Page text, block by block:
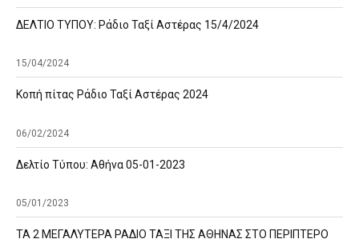
ΔΕΛΤΙΟ ΤΥΠΟΥ: Ράδιο Ταξί Αστέρας 15/4/2024
15/04/2024
Κοπή πίτας Ράδιο Ταξί Αστέρας 2024
06/02/2024
Δελτίο Τύπου: Αθήνα 05-01-2023
05/01/2023
ΤΑ 2 ΜΕΓΑΛΥΤΕΡΑ ΡΑΔΙΟ ΤΑΞΙ ΤΗΣ ΑΘΗΝΑΣ ΣΤΟ ΠΕΡΙΠΤΕΡΟ